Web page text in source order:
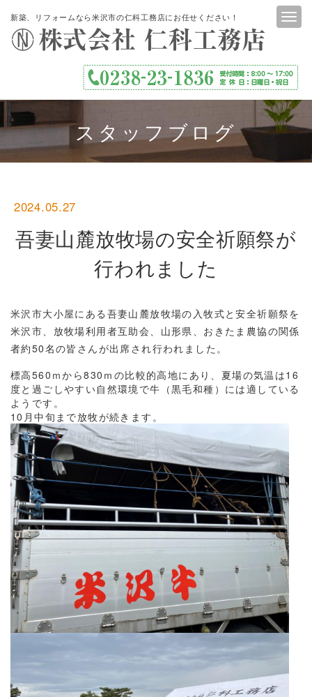
新築、リフォームなら米沢市の仁科工務店にお任せください！
スタッフブログ
2024.05.27
吾妻山麓放牧場の安全祈願祭が
行われました
米沢市大小屋にある吾妻山麓放牧場の入牧式と安全祈願祭を
米沢市、放牧場利用者互助会、山形県、おきたま農協の関係
者約50名の皆さんが出席され行われました。
標高560 ｍから830 ｍの比較的高地にあり、夏場の気温は16
度と過ごしやすい自然環境で牛（黒毛和種）には適している
ようです。
10 月中旬まで放牧が続きます。